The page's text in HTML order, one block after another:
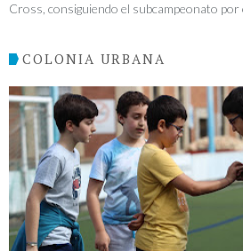
Cross, consiguiendo el subcampeonato por
COLONIA URBANA